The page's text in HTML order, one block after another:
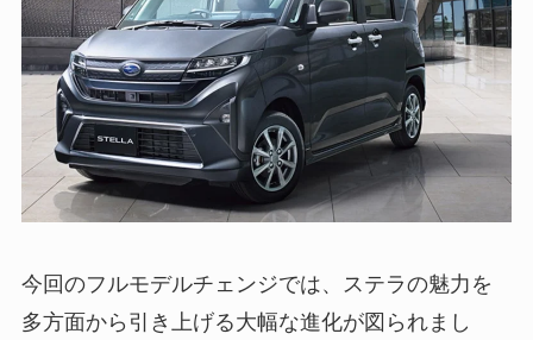
今回のフルモデルチェンジでは、ステラの魅力を
多方面から引き上げる大幅な進化が図られまし